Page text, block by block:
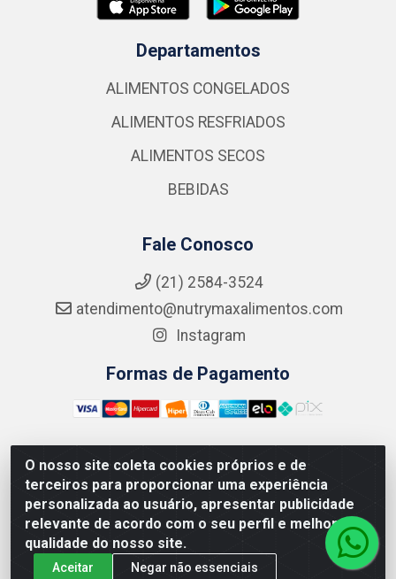
O nosso site coleta cookies próprios e de
terceiros para proporcionar uma experiência
personalizada ao usuário, apresentar publicidade
relevante de acordo com o seu perfil e melhorar a
qualidade do nosso site.
Aceitar Negar não essenciais
Departamentos
ALIMENTOS CONGELADOS
ALIMENTOS RESFRIADOS
ALIMENTOS SECOS
BEBIDAS
Fale Conosco
(21) 2584-3524
atendimento@nutrymaxalimentos.com
Instagram
Formas de Pagamento
NUTRY MAX COMÉRCIO DE PRODUTOS ALIMENTICIOS
LTDA - RUA DO FEIJÃO, 721 PENHA CIRCULAR/RJ -
CNPJ: 15.796.122/0001-03